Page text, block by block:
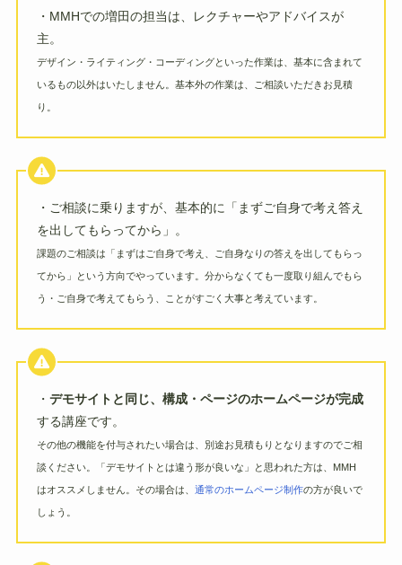
・MMHでの増田の担当は、レクチャーやアドバイスが
主。
デザイン・ライティング・コーディングといった作業は、基本に含まれて
いるもの以外はいたしません。基本外の作業は、ご相談いただきお見積
り。
・ご相談に乗りますが、基本的に「まずご自身で考え答え
を出してもらってから」。
課題のご相談は「まずはご自身で考え、ご自身なりの答えを出してもらっ
てから」という方向でやっています。分からなくても一度取り組んでもら
う・ご自身で考えてもらう、ことがすごく大事と考えています。
・ デモサイトと同じ、構成・ページのホームページが完成
する講座です。
その他の機能を付与されたい場合は、別途お見積もりとなりますのでご相
談ください。「デモサイトとは違う形が良いな」と思われた方は、MMH
はオススメしません。その場合は、 通常のホームページ制作の方が良いで
しょう。